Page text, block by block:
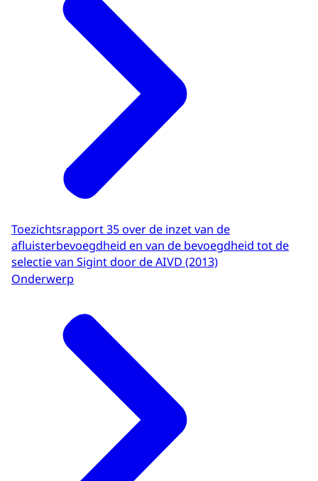
Toezichtsrapport 35 over de inzet van de
afluisterbevoegdheid en van de bevoegdheid tot de
selectie van Sigint door de AIVD (2013)
Onderwerp